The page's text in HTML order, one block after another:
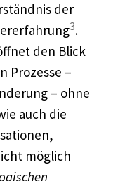
der
3.
den Blick
Prozesse –
– ohne
auch die
möglich